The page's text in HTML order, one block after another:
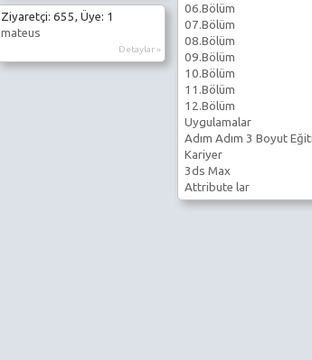
06.Bölüm
07.Bölüm
08.Bölüm
09.Bölüm
10.Bölüm
11.Bölüm
12.Bölüm
Uygulamalar
Adım Adım 3 Boyut
Kariyer
3ds Max
Attribute lar
Ziyaretçi: 655, Üye: 1
mateus
Detaylar »